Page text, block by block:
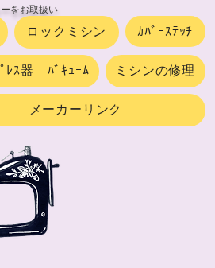
ロックミシン ｶﾊﾞｰｽﾃｯﾁ
ﾚｽ器 ﾊﾞｷｭｰﾑ ミシンの修理
メーカーリンク
をお取扱い